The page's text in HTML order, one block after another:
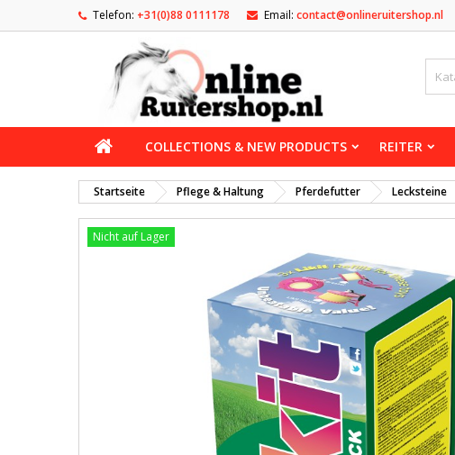
Telefon: +31(0)88 0111178 Email: contact@onlineruitershop.nl
COLLECTIONS & NEW PRODUCTS REITER
Startseite Pflege & Haltung Pferdefutter Lecksteine
Nicht auf Lager